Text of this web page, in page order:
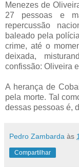
Menezes de
27 pessoas e
repercussão
baleado pela
crime, até o
deixada,
confissão: Oliveira
A herança de
pela morte. Tal
dessas pessoas é,
Pedro Zambarda às
Compartilhar